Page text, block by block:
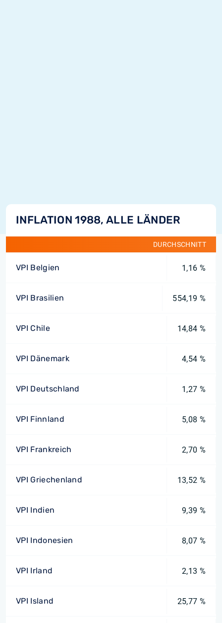
INFLATION 1988, ALLE LÄNDER
DURCHSCHNITT
VPI Belgien 1,16 %
VPI Brasilien 554,19 %
VPI Chile 14,84 %
VPI Dänemark 4,54 %
VPI Deutschland 1,27 %
VPI Finnland 5,08 %
VPI Frankreich 2,70 %
VPI Griechenland 13,52 %
VPI Indien 9,39 %
VPI Indonesien 8,07 %
VPI Irland 2,13 %
VPI Island 25,77 %